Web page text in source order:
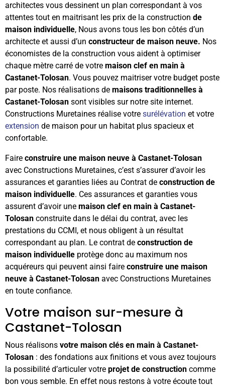
architectes vous dessinent un plan correspondant à vos
attentes tout en maitrisant les prix de la construction de
maison individuelle, Nous avons tous les bon côtés d’un
architecte et aussi d’un constructeur de maison neuve. Nos
économistes de la construction vous aident à optimiser
chaque mètre carré de votre maison clef en main à
Castanet-Tolosan. Vous pouvez maitriser votre budget poste
par poste. Nos réalisations de maisons traditionnelles à
Castanet-Tolosan sont visibles sur notre site internet.
Constructions Muretaines réalise votre surélévation et votre
extension de maison pour un habitat plus spacieux et
confortable.
Faire construire une maison neuve à Castanet-Tolosan
avec Constructions Muretaines, c’est s’assurer d’avoir les
assurances et garanties liées au Contrat de construction de
maison individuelle. Ces assurances et garanties vous
assurent d’avoir une maison clef en main à Castanet-
Tolosan construite dans le délai du contrat, avec les
prestations du CCMI, et nous obligent à un résultat
correspondant au plan. Le contrat de construction de
maison individuelle protège donc au maximum nos
acquéreurs qui peuvent ainsi faire construire une maison
neuve à Castanet-Tolosan avec Constructions Muretaines
en toute confiance.
Votre maison sur-mesure à
Castanet-Tolosan
Nous réalisons votre maison clés en main à Castanet-
Tolosan : des fondations aux finitions et vous avez toujours
la possibilité d’articuler votre projet de construction comme
bon vous semble. En effet nous restons à votre écoute tout